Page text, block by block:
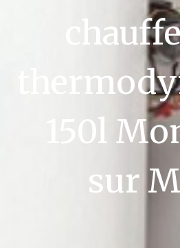
150l
sur